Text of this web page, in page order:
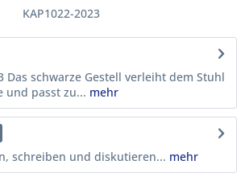
KAP1022-2023
Das schwarze Gestell verleiht dem Stuhl
und passt zu... mehr
schreiben und diskutieren... mehr